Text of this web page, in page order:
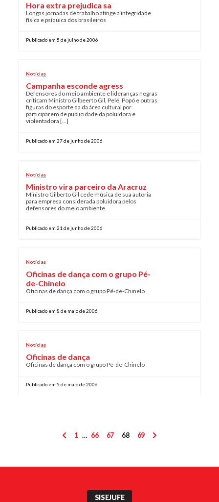
Hora extra prejudica sa
Longas jornadas de trabalho atinge a integridade
física e psíquica dos brasileiros
Publicado em 5 de julho de 2006
Notícias
Campanha esconde agress
Defensores do meio ambiente e lideranças negras
criticam Ministro Gilbeerto Gil, Pelé, Popó e outras
figuras do esporte da da área cultural por
participarem de publicidade da poluidora e
violentadora […]
Publicado em 27 de junho de 2006
Notícias
Ministro vira parceiro da Aracruz
Ministro Gilberto Gil cede música de sua autoria
para empresa considerada poluidora pelos
defensores do meio ambiente
Publicado em 21 de junho de 2006
Notícias
Oficinas de dança com o grupo Pé-
de-Chinelo
Oficinas de dança com o grupo Pé-de-Chinelo
Publicado em 8 de maio de 2006
Notícias
Oficinas de dança
Oficinas de dança com o grupo Pé-de-Chinelo
Publicado em 5 de maio de 2006
Paginação
posts
1 … 66 67 68 69
SISEJUFE